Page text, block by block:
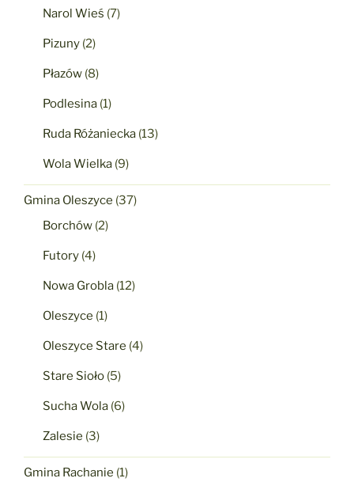
Narol Wieś (7)
Pizuny (2)
Płazów (8)
Podlesina (1)
Ruda Różaniecka (13)
Wola Wielka (9)
Gmina Oleszyce (37)
Borchów (2)
Futory (4)
Nowa Grobla (12)
Oleszyce (1)
Oleszyce Stare (4)
Stare Sioło (5)
Sucha Wola (6)
Zalesie (3)
Gmina Rachanie (1)